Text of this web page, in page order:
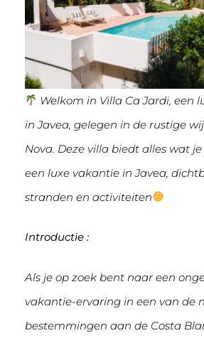
Welkom in Villa Ca Jardi, een
in Javea, gelegen in de rustige
Nova. Deze villa biedt alles wat
een luxe vakantie in Javea,
stranden en activiteiten
Introductie :
Als je op zoek bent naar een
vakantie-ervaring in een van de
bestemmingen aan de Costa